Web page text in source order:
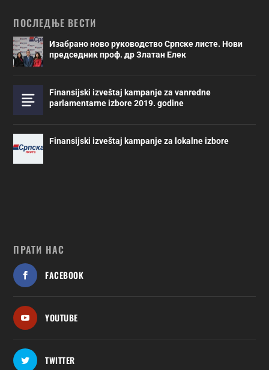
ПОСЛЕДЊЕ ВЕСТИ
Изабрано ново руководство Српске листе. Нови
председник проф. др Златан Елек
Finansijski izveštaj kampanje za vanredne
parlamentarne izbore 2019. godine
Finansijski izveštaj kampanje za lokalne izbore
ПРАТИ НАС
FACEBOOK
YOUTUBE
TWITTER